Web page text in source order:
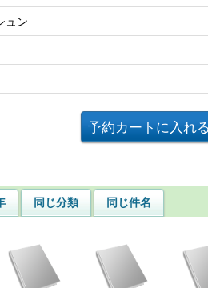
ュン
同じ分類
同じ件名